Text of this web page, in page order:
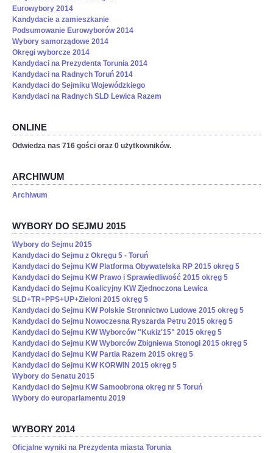
Eurowybory 2014
Kandydacie a zamieszkanie
Podsumowanie Eurowyborów 2014
Wybory samorządowe 2014
Okręgi wyborcze 2014
Kandydaci na Prezydenta Torunia 2014
Kandydaci na Radnych Toruń 2014
Kandydaci do Sejmiku Wojewódzkiego
Kandydaci na Radnych SLD Lewica Razem
ONLINE
Odwiedza nas 716 gości oraz 0 użytkowników.
ARCHIWUM
Archiwum
WYBORY DO SEJMU 2015
Wybory do Sejmu 2015
Kandydaci do Sejmu z Okręgu 5 - Toruń
Kandydaci do Sejmu KW Platforma Obywatelska RP 2015 okręg 5
Kandydaci do Sejmu KW Prawo i Sprawiedliwość 2015 okręg 5
Kandydaci do Sejmu Koalicyjny KW Zjednoczona Lewica
SLD+TR+PPS+UP+Zieloni 2015 okręg 5
Kandydaci do Sejmu KW Polskie Stronnictwo Ludowe 2015 okręg 5
Kandydaci do Sejmu Nowoczesna Ryszarda Petru 2015 okręg 5
Kandydaci do Sejmu KW Wyborców "Kukiz'15" 2015 okręg 5
Kandydaci do Sejmu KW Wyborców Zbigniewa Stonogi 2015 okręg 5
Kandydaci do Sejmu KW Partia Razem 2015 okręg 5
Kandydaci do Sejmu KW KORWiN 2015 okręg 5
Wybory do Senatu 2015
Kandydaci do Sejmu KW Samoobrona okręg nr 5 Toruń
Wybory do europarlamentu 2019
WYBORY 2014
Oficjalne wyniki na Prezydenta miasta Torunia